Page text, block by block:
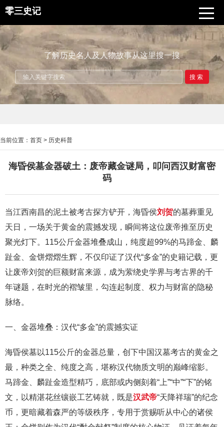
零三史记
了解历史名人及人物故事从这里搜一搜
搜索
当前位置： 首页 > 历史科普
海昏侯墓金器破土：废帝藏金谜局，叩问西汉财富密
码
当江西南昌的泥土被考古探方铲开，海昏侯刘贺的墓葬重见
天日，一场关于黄金的震撼发现，瞬间将这位废帝推至历史
聚光灯下。115公斤金器堆叠成山，纯度超99%的马蹄金、麟
趾金、金饼熠熠生辉，不仅印证了汉代“多金”的史籍记载，更
让废帝刘贺的巨额财富来源，成为萦绕史学界与考古界的千
年谜题，在时光的褶皱里，勾连起制度、权力与财富的隐秘
脉络。
一、金器堆叠：汉代“多金”的震撼实证
海昏侯墓以115公斤的金器总量，创下中国汉墓考古的黄金之
最，种类之全、纯度之高，堪称汉代物质文明的巅峰缩影。
马蹄金、麟趾金造型精巧，底部或内侧刻着“上”“中”“下”的铭
文，以精湛花丝镶嵌工艺铸就，既是汉武帝“天降祥瑞”的纪念
币，更暗藏着森严的等级秩序，专用于赏赐听从中心的诸侯